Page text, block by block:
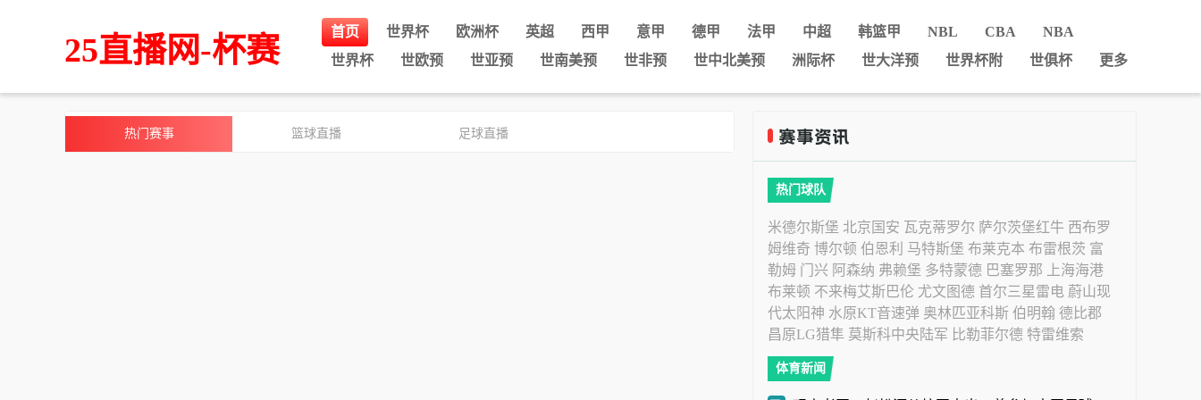
25直播网-杯赛 首页 世界杯 欧洲杯 英超 西甲 意甲 德甲 法甲 中超 韩篮甲 NBL CBA
NBA
世界杯
世欧预 世亚预 世南美预 世非预 世中北美预 洲际杯 世大洋预 世界杯附 世俱杯 更多
热门赛事 篮球直播 足球直播
热门球队
米德尔斯堡 北京国安 瓦克蒂罗尔 萨尔茨堡红牛 西布罗
姆维奇 博尔顿 伯恩利 马特斯堡 布莱克本 布雷根茨 富
勒姆 门兴 阿森纳 弗赖堡 多特蒙德 巴塞罗那
上海海港
布莱顿 不来梅艾斯巴伦 尤文图德 首尔三星雷电 蔚山现
代太阳神 水原KT音速弹 奥林匹亚科斯 伯明翰 德比郡
昌原LG猎隼 莫斯科中央陆军 比勒菲尔德 特雷维索
体育新闻